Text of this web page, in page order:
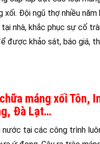
xối. Đội ngũ thợ nhiều
nhà, khắc phục sự cố
được khảo sát, báo giá,
máng xối Tôn,
Đà Lạt…
tại các công trình